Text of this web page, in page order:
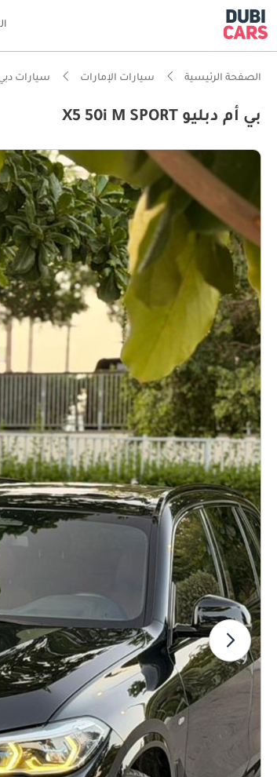
الصفحة الرئيسية سيارات الإمارات سيارات
بي أم دبليو X5 50i M SPORT